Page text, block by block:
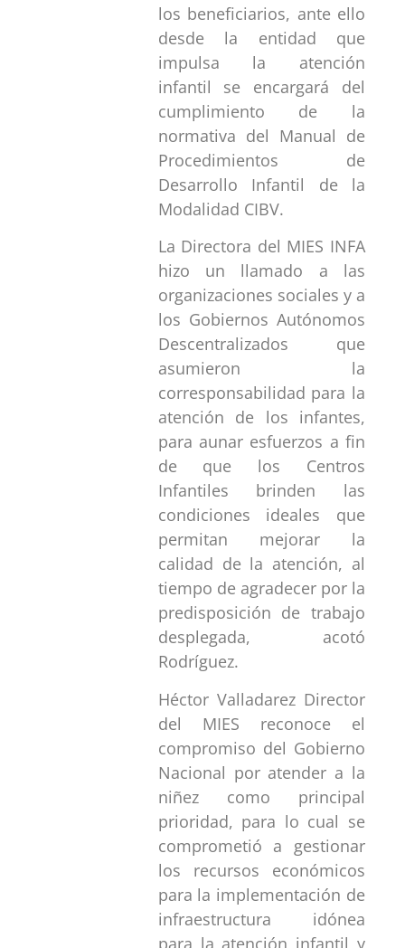
los beneficiarios, ante ello
desde la entidad que
impulsa la atención
infantil se encargará del
cumplimiento de la
normativa del Manual de
Procedimientos de
Desarrollo Infantil de la
Modalidad CIBV.
La Directora del MIES INFA
hizo un llamado a las
organizaciones sociales y a
los Gobiernos Autónomos
Descentralizados que
asumieron la
corresponsabilidad para la
atención de los infantes,
para aunar esfuerzos a fin
de que los Centros
Infantiles brinden las
condiciones ideales que
permitan mejorar la
calidad de la atención, al
tiempo de agradecer por la
predisposición de trabajo
desplegada, acotó
Rodríguez.
Héctor Valladarez Director
del MIES reconoce el
compromiso del Gobierno
Nacional por atender a la
niñez como principal
prioridad, para lo cual se
comprometió a gestionar
los recursos económicos
para la implementación de
infraestructura idónea
para la atención infantil y